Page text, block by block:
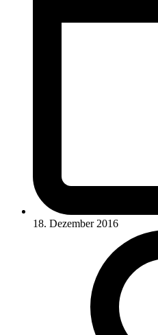
18. Dezember 2016